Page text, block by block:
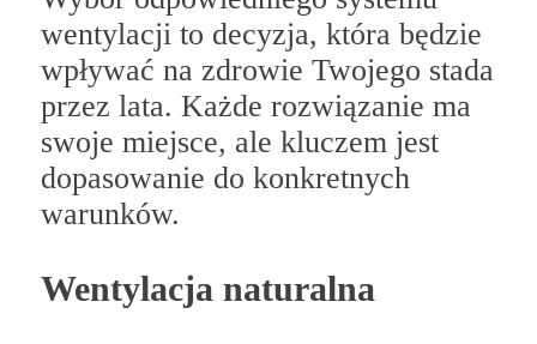
wentylacji to decyzja, która będzie
wpływać na zdrowie Twojego stada
przez lata. Każde rozwiązanie ma
swoje miejsce, ale kluczem jest
dopasowanie do konkretnych
warunków.
Wentylacja naturalna